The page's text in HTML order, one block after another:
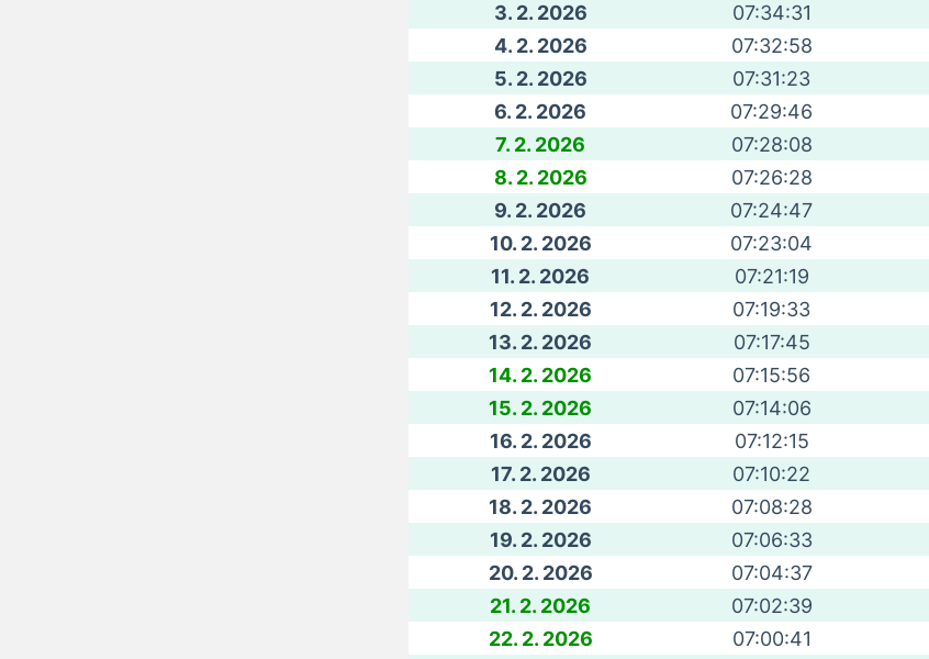
3. 2. 2026
07:34:31
4. 2. 2026
07:32:58
5. 2. 2026
07:31:23
6. 2. 2026
07:29:46
7. 2. 2026
07:28:08
8. 2. 2026
07:26:28
9. 2. 2026
07:24:47
10. 2. 2026
07:23:04
11. 2. 2026
07:21:19
12. 2. 2026
07:19:33
13. 2. 2026
07:17:45
14. 2. 2026
07:15:56
15. 2. 2026
07:14:06
16. 2. 2026
07:12:15
17. 2. 2026
07:10:22
18. 2. 2026
07:08:28
19. 2. 2026
07:06:33
20. 2. 2026
07:04:37
21. 2. 2026
07:02:39
22. 2. 2026
07:00:41